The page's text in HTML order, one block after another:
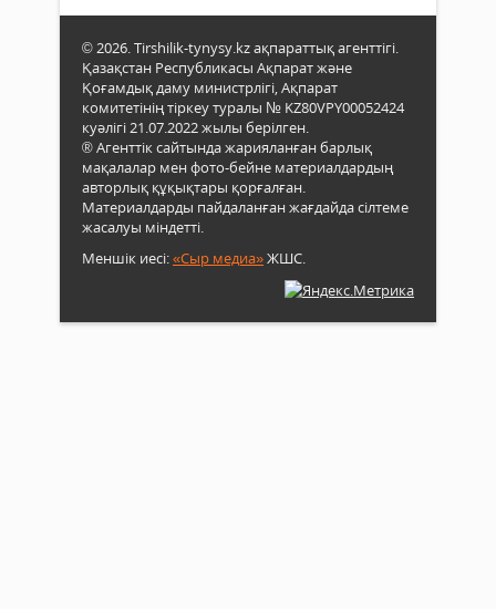
© 2026. Tirshilik-tynysy.kz ақпараттық агенттігі.
Қазақстан Республикасы Ақпарат және
Қоғамдық даму министрлігі, Ақпарат
комитетінің тіркеу туралы № KZ80VPY00052424
куәлігі 21.07.2022 жылы берілген.
® Агенттік сайтында жарияланған барлық
мақалалар мен фото-бейне материалдардың
авторлық құқықтары қорғалған.
Материалдарды пайдаланған жағдайда сілтеме
жасалуы міндетті.
Меншік иесі:«Сыр медиа»ЖШС.